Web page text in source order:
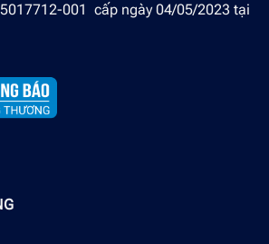
001 cấp ngày 04/05/2023 tại